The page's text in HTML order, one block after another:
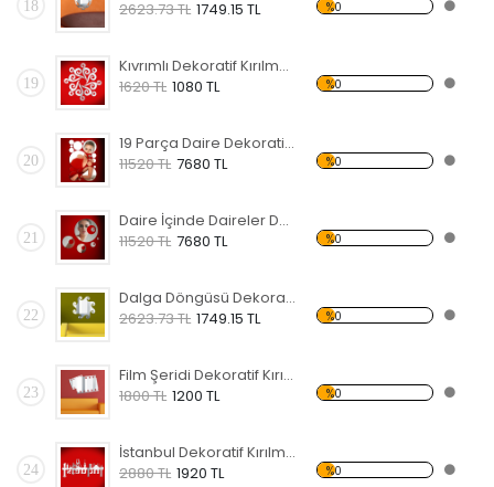
18 2623.73 TL 1749.15 TL %0
19
Kıvrımlı Dekoratif Kırılmaz Ayna
1620 TL 1080 TL %0
20
19 Parça Daire Dekoratif Kırılmaz Ayna
11520 TL 7680 TL %0
21
Daire İçinde Daireler Dekoratif Kırılmaz Ayna
11520 TL 7680 TL %0
22
Dalga Döngüsü Dekoratif Kırılmaz Ayna
2623.73 TL 1749.15 TL %0
23
Film Şeridi Dekoratif Kırılmaz Ayna
1800 TL 1200 TL %0
24
İstanbul Dekoratif Kırılmaz Ayna
2880 TL 1920 TL %0